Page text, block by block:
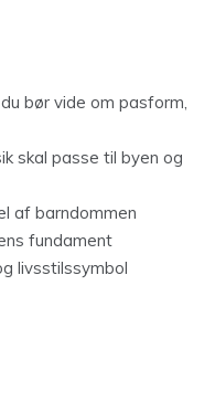
bør vide om pasform,
skal passe til byen og
af barndommen
fundament
livsstilssymbol